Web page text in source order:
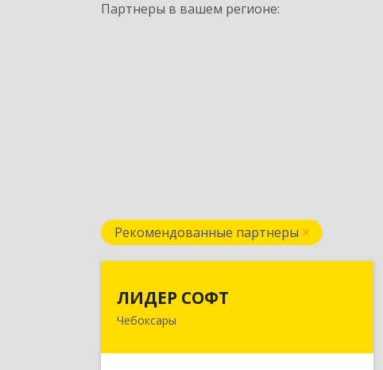
Партнеры в вашем регионе:
Рекомендованные партнеры
ЛИДЕР СОФТ
Чебоксары428018, Чувашская Республика -